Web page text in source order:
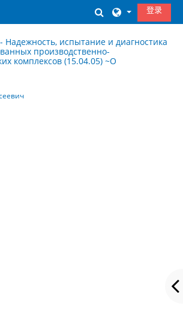
切换搜索输入
登录
испытание и диагностика
производственно-
комплексов (15.04.05) ~О